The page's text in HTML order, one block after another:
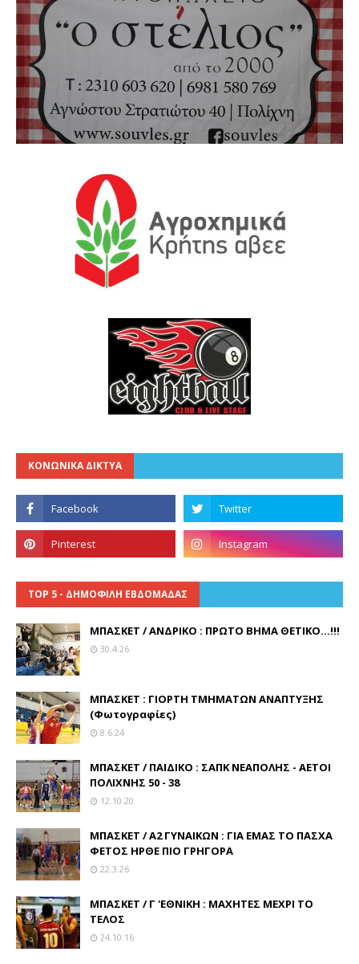
ΚΟΝΩΝΙΚΑ ΔΙΚΤΥΑ
TOP 5 - ΔΗΜΟΦΙΛΗ ΕΒΔΟΜΑΔΑΣ
ΜΠΑΣΚΕΤ / ΑΝΔΡΙΚΟ : ΠΡΩΤΟ ΒΗΜΑ ΘΕΤΙΚΟ...!!!
30.4.26
ΜΠΑΣΚΕΤ : ΓΙΟΡΤΗ ΤΜΗΜΑΤΩΝ ΑΝΑΠΤΥΞΗΣ
(Φωτογραφίες)
8.6.24
ΜΠΑΣΚΕΤ / ΠΑΙΔΙΚΟ : ΣΑΠΚ ΝΕΑΠΟΛΗΣ - ΑΕΤΟΙ
ΠΟΛΙΧΝΗΣ 50 - 38
12.10.20
ΜΠΑΣΚΕΤ / Α2 ΓΥΝΑΙΚΩΝ : ΓΙΑ ΕΜΑΣ ΤΟ ΠΑΣΧΑ
ΦΕΤΟΣ ΗΡΘΕ ΠΙΟ ΓΡΗΓΟΡΑ
22.3.26
ΜΠΑΣΚΕΤ / Γ 'ΕΘΝΙΚΗ : ΜΑΧΗΤΕΣ ΜΕΧΡΙ ΤΟ
ΤΕΛΟΣ
24.10.16